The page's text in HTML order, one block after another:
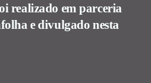
realizado em parceria
e divulgado nesta